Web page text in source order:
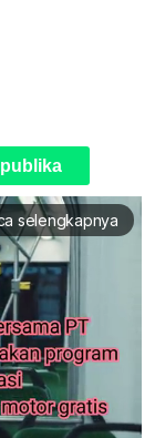
selengkapnya